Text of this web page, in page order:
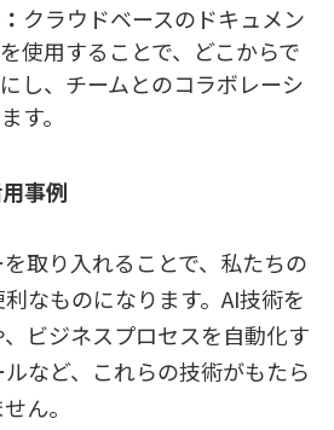
クラウドベースのドキュメン
使用することで、どこからで
し、チームとのコラボレーシ
す。
事例
取り入れることで、私たちの
なものになります。AI技術を
ビジネスプロセスを自動化す
など、これらの技術がもたら
ん。